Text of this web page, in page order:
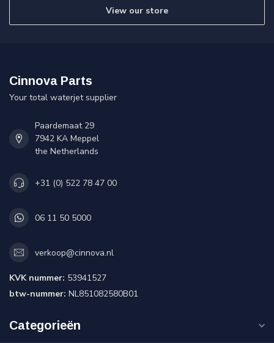
View our store
Cinnova Parts
Your total waterjet supplier
Paardemaat 29
7942 KA Meppel
the Netherlands
+31 (0) 522 78 47 00
06 11 50 5000
verkoop@cinnova.nl
KVK nummer: 53941527
btw-nummer: NL851082580B01
Categorieën